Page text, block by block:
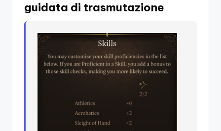
guidata di trasmutazione